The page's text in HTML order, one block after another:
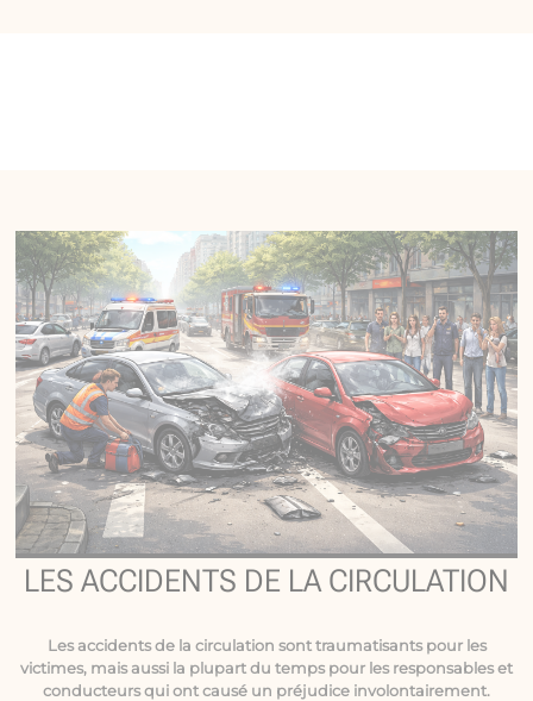
LES ACCIDENTS DE LA CIRCULATION
Les accidents de la circulation sont traumatisants pour les
victimes, mais aussi la plupart du temps pour les responsables et
conducteurs qui ont causé un préjudice involontairement.